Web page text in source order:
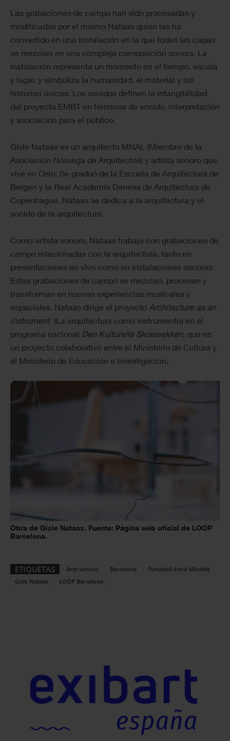
Las grabaciones de campo han sido procesadas y
modificadas por el mismo Nataas quien las ha
convertido en una instalación en la que todas las capas
se mezclan en una compleja composición sonora. La
instalación representa un momento en el tiempo, escala
y lugar, y simboliza la humanidad, el material y las
historias únicas. Los sonidos definen la intangibilidad
del proyecto EMBT en términos de sonido, interpretación
y asociación para el público.
Gisle Nataas es un arquitecto MNAL (Miembro de la
Asociación Noruega de Arquitectos) y artista sonoro que
vive en Oslo. Se graduó de la Escuela de Arquitectura de
Bergen y la Real Academia Danesa de Arquitectura de
Copenhague. Nataas se dedica a la arquitectura y el
sonido de la arquitectura.
Como artista sonoro, Nataas trabaja con grabaciones de
campo relacionadas con la arquitectura, tanto en
presentaciones en vivo como en instalaciones sonoras.
Estas grabaciones de campo se mezclan, procesan y
transforman en nuevas experiencias musicales y
espaciales. Nataas dirige el proyecto Architecture as an
instrument(La arquitectura como instrumento) en el
programa nacional Den Kulturelle Skolesekken, que es
un proyecto colaborativo entre el Ministerio de Cultura y
el Ministerio de Educación e Investigación.
Obra de Gisle Nataas. Fuente: Página web oficial de LOOP
Barcelona.
ETIQUETAS Arte sonoro Barcelona
Fundació Enric Miralles
Gisle Nataas
LOOP Barcelona